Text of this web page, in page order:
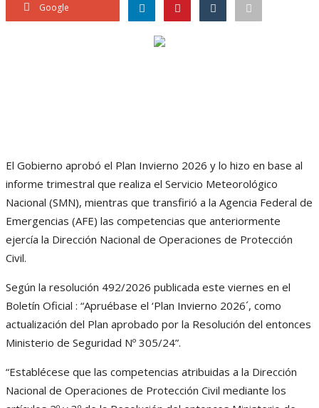
Google
El Gobierno aprobó el Plan Invierno 2026 y lo hizo en base al
informe trimestral que realiza el Servicio Meteorológico
Nacional (SMN), mientras que transfirió a la Agencia Federal de
Emergencias (AFE) las competencias que anteriormente
ejercía la Dirección Nacional de Operaciones de Protección
Civil.
Según la resolución 492/2026 publicada este viernes en el
Boletín Oficial : “Apruébase el ‘Plan Invierno 2026´, como
actualización del Plan aprobado por la Resolución del entonces
Ministerio de Seguridad Nº 305/24”.
“Establécese que las competencias atribuidas a la Dirección
Nacional de Operaciones de Protección Civil mediante los